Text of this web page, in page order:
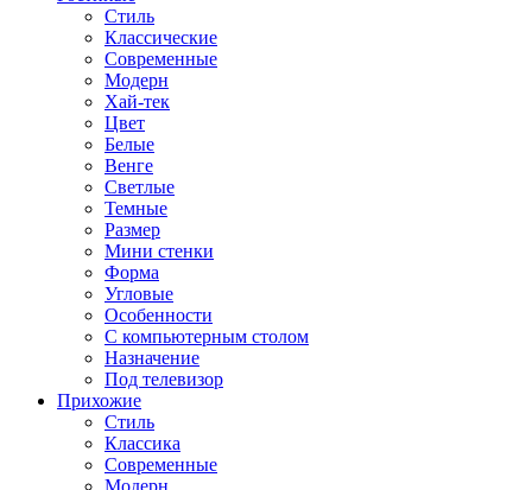
Стиль
Классические
Современные
Модерн
Хай-тек
Цвет
Белые
Венге
Светлые
Темные
Размер
Мини стенки
Форма
Угловые
Особенности
С компьютерным столом
Назначение
Под телевизор
Прихожие
Стиль
Классика
Современные
Модерн